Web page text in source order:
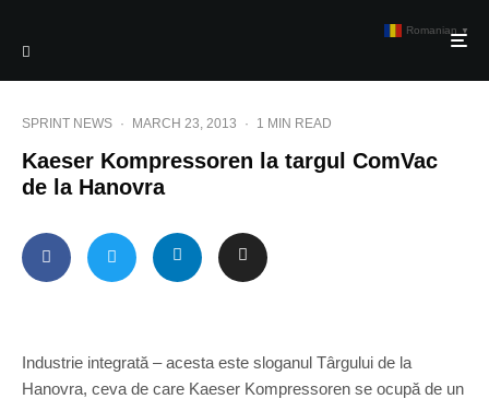
SPRINT NEWS · MARCH 23, 2013 · 1 MIN READ
Kaeser Kompressoren la targul ComVac
de la Hanovra
Industrie integrată – acesta este sloganul Târgului de la
Hanovra, ceva de care Kaeser Kompressoren se ocupă de un
Romanian ▼